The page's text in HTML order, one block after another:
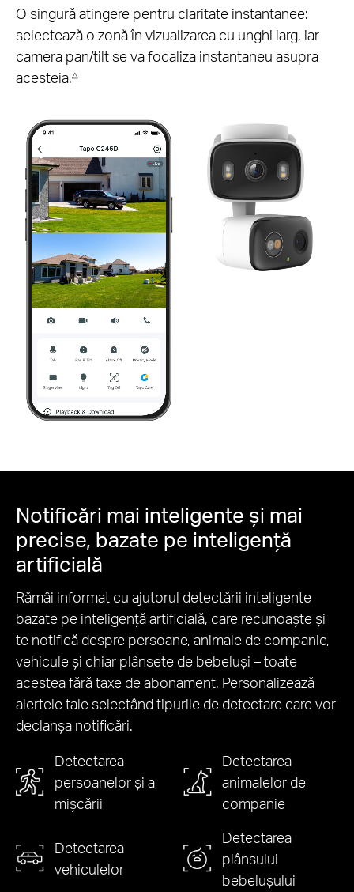
O singură atingere pentru claritate instantanee:
selectează o zonă în vizualizarea cu unghi larg, iar
camera pan/tilt se va focaliza instantaneu asupra
acesteia.△
Notificări mai inteligente și mai
precise, bazate pe inteligență
artificială
Rămâi informat cu ajutorul detectării inteligente
bazate pe inteligență artificială, care recunoaște și
te notifică despre persoane, animale de companie,
vehicule și chiar plânsete de bebeluși – toate
acestea fără taxe de abonament. Personalizează
alertele tale selectând tipurile de detectare care vor
declanșa notificări.
Detectarea
persoanelor și a
mișcării
Detectarea
animalelor de
companie
Detectarea
vehiculelor
Detectarea
plânsului
bebelușului